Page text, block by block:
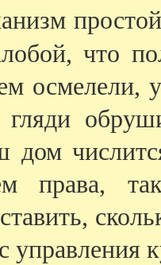
что
осмелели,
гляди
дом
права,
управления